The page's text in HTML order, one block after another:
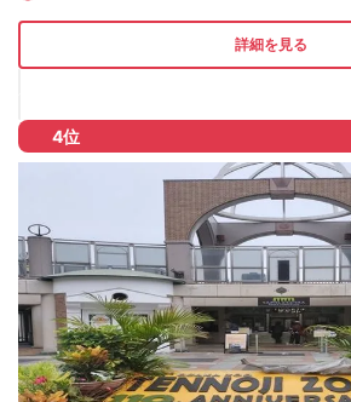
詳細を見る
4位